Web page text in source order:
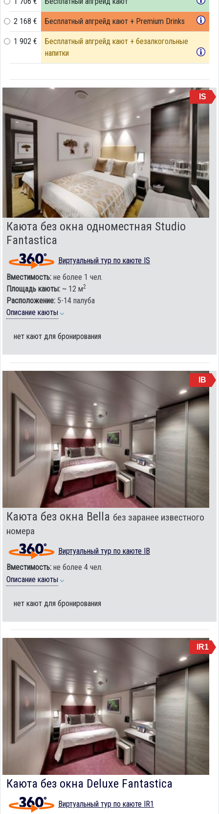
2 168 € Бесплатный апгрейд кают + Premium Drinks
1 902 €
Бесплатный апгрейд кают + безалкогольные
напитки
IS
Каюта без окна одноместная Studio
Fantastica
Виртуальный тур по каюте IS
Вместимость: не более 1 чел.
Площадь каюты: ~ 12 м2
Расположение: 5-14 палуба
Описание каюты
нет кают для бронирования
IB
Каюта без окна Bella без заранее известного
номера
Виртуальный тур по каюте IB
Вместимость: не более 4 чел.
Описание каюты
нет кают для бронирования
IR1
Каюта без окна Deluxe Fantastica
Виртуальный тур по каюте IR1